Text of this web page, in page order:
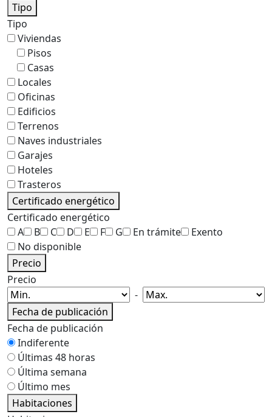
Tipo
Tipo
Viviendas
Pisos
Casas
Locales
Oficinas
Edificios
Terrenos
Naves industriales
Garajes
Hoteles
Trasteros
Certificado energético
Certificado energético
A
B C D E F G En trámite
Exento
No disponible
Precio
Precio
-
Fecha de publicación
Fecha de publicación
Indiferente
Últimas 48 horas
Última semana
Último mes
Habitaciones